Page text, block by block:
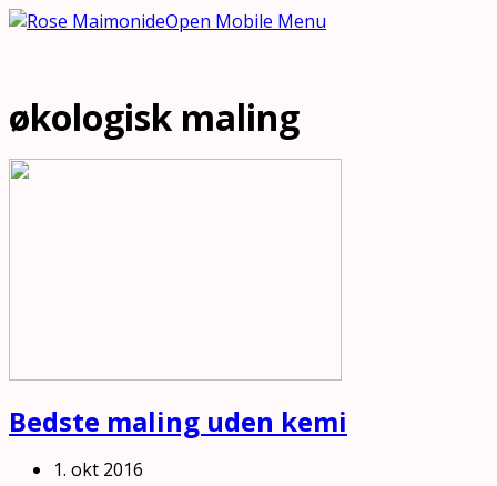
Open Mobile Menu
økologisk maling
Bedste maling uden kemi
1. okt 2016